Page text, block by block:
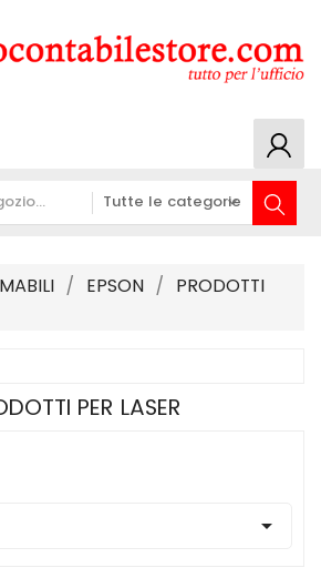
EPSON
PRODOTTI
PER LASER
